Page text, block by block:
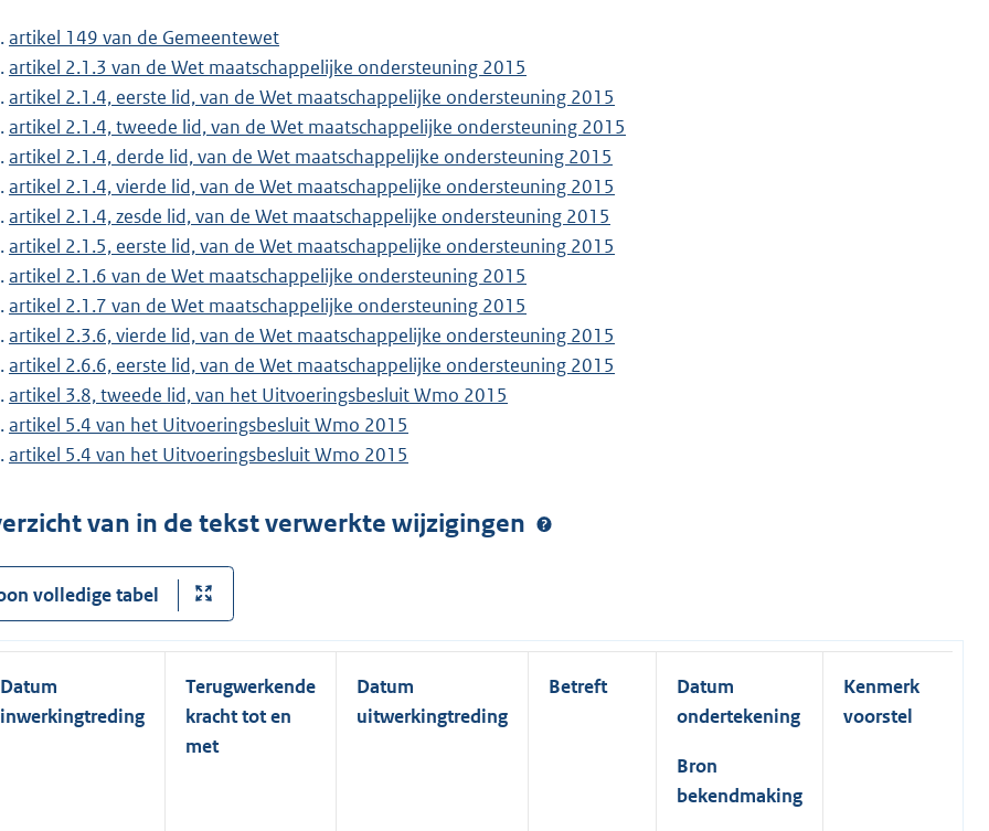
artikel 149 van de Gemeentewet
artikel 2.1.3 van de Wet maatschappelijke ondersteuning 2015
artikel 2.1.4, eerste lid, van de Wet maatschappelijke ondersteuning 2015
artikel 2.1.4, tweede lid, van de Wet maatschappelijke ondersteuning 2015
artikel 2.1.4, derde lid, van de Wet maatschappelijke ondersteuning 2015
artikel 2.1.4, vierde lid, van de Wet maatschappelijke ondersteuning 2015
artikel 2.1.4, zesde lid, van de Wet maatschappelijke ondersteuning 2015
artikel 2.1.5, eerste lid, van de Wet maatschappelijke ondersteuning 2015
artikel 2.1.6 van de Wet maatschappelijke ondersteuning 2015
artikel 2.1.7 van de Wet maatschappelijke ondersteuning 2015
artikel 2.3.6, vierde lid, van de Wet maatschappelijke ondersteuning 2015
artikel 2.6.6, eerste lid, van de Wet maatschappelijke ondersteuning 2015
artikel 3.8, tweede lid, van het Uitvoeringsbesluit Wmo 2015
artikel 5.4 van het Uitvoeringsbesluit Wmo 2015
artikel 5.4 van het Uitvoeringsbesluit Wmo 2015
van in de tekst verwerkte wijzigingen
volledige tabel
Datum
inwerkingtreding
Terugwerkende
kracht tot en
met
Datum
uitwerkingtreding
Betreft
Datum
ondertekening
Bron
bekendmaking
Kenmerk
voorstel